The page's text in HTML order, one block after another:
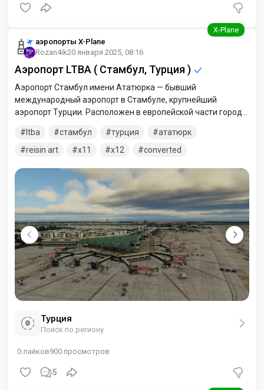
аэропорты X-Plane
Rozan4ik20 января 2025, 08:16
Аэропорт LTBA ( Стамбул, Турция )
Аэропорт Стамбул имени Ататюрка — бывший
международный аэропорт в Стамбулe, крупнейший
аэропорт Турции. Расположен в европейской части города
— площади Султанахмет, на берегу Мраморного моря. С
1980 года аэропорт носит имя Мустафы Кемаля Ататюрка
ltba стамбул турция
ататюрк
reisin art
x11 x12 converted
Турция
Поиск по региону
0 лайков900 просмотров
5